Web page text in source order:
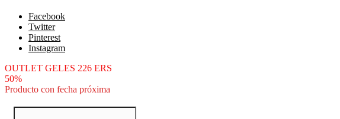
Facebook
Twitter
Pinterest
Instagram
OUTLET GELES 226 ERS
50%
Producto con fecha próxima